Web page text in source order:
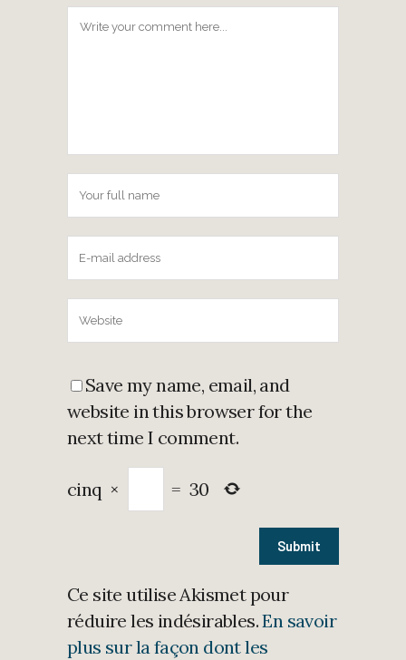
Save my name, email, and
website in this browser for the
next time I comment.
cinq × = 30
Ce site utilise Akismet pour
réduire les indésirables.En savoir
plus sur la façon dont les